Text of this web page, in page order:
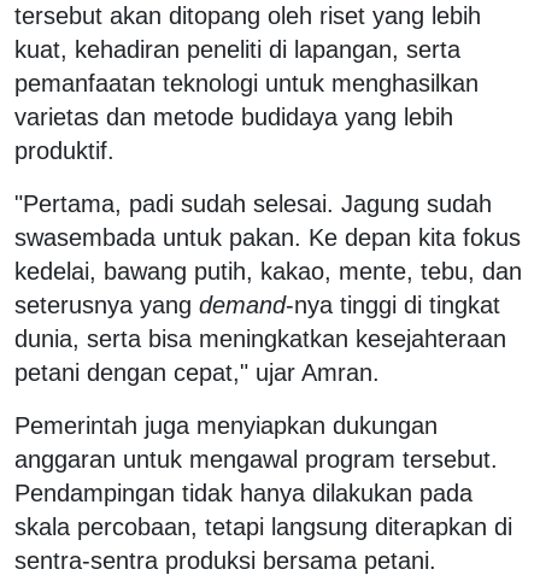
tersebut akan ditopang oleh riset yang lebih
kuat, kehadiran peneliti di lapangan, serta
pemanfaatan teknologi untuk menghasilkan
varietas dan metode budidaya yang lebih
produktif.
"Pertama, padi sudah selesai. Jagung sudah
swasembada untuk pakan. Ke depan kita fokus
kedelai, bawang putih, kakao, mente, tebu, dan
seterusnya yang demand-nya tinggi di tingkat
dunia, serta bisa meningkatkan kesejahteraan
petani dengan cepat," ujar Amran.
Pemerintah juga menyiapkan dukungan
anggaran untuk mengawal program tersebut.
Pendampingan tidak hanya dilakukan pada
skala percobaan, tetapi langsung diterapkan di
sentra-sentra produksi bersama petani.